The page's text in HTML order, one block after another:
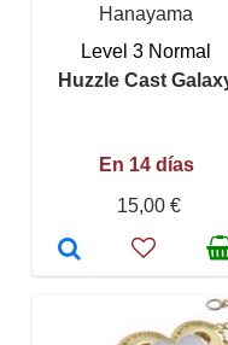
Hanayama
Level 3 Normal
Huzzle Cast
En 14 días
15,00 €